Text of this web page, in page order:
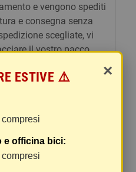
e vengono spediti
e consegna senza
scegliate, vi
il vostro pacco
gli oneri di
i costi di trasporto
totale della
di raggruppare i
Non ci è
×
ESTIVE ⚠️
compresi
e officina bici:
compresi